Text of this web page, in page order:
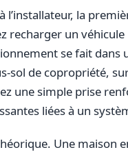
l’installateur, la
recharger un
se fait dans
sol de copropriété,
une simple prise
liées à un
Une maison